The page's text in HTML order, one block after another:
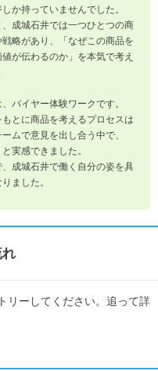
か持っていませんでした。
成城石井では一つひとつの商
略があり、「なぜこの商品を
が伝わるのか」を本気で考え
バイヤー体験ワークです。
とに商品を考えるプロセスは
ムで意見を出し合う中で、
実感できました。
成城石井で働く自分の姿を具
ました。
リーしてください。追って詳